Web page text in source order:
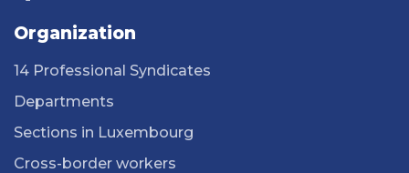
Organization
14 Professional Syndicates
Departments
Sections in Luxembourg
Cross-border workers